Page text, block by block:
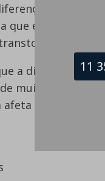
11
entre
que é tímida ou
de
a diferença
muitas vezes
diferentes